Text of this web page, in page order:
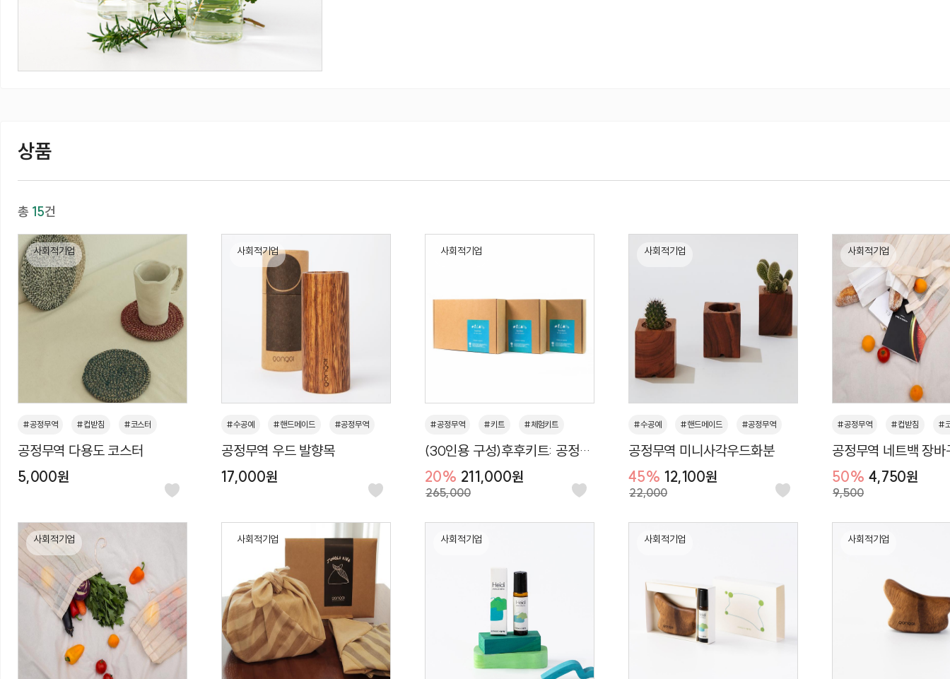
상품
총 15건
사회적기업
#공정무역 #컵받침 #코스터
#소품 #선물 #기념품
공정무역 다용도 코스터
5,000원
사회적기업
#수공예 #핸드메이드 #공정무역
#우드 #플랜테리어 #화분
#생활잡화
공정무역 우드 발향목
17,000원
사회적기업
#공정무역 #키트 #체험키트
#교육키트 #DIY키트 #키트
#클래스 #수업교재
#스프레이
(30인용 구성)후후키트: 공정무
역 아로마스토리키트
20% 211,000원
265,000
사회적기업
#수공예 #핸드메이드 #공정무역
#우드 #플랜테리어 #화분
#생활잡화
공정무역 미니사각우드화분
45% 12,100원
22,000
사회적기업
#공정무역 #컵받침 #
#소품 #선물 #기념품
공정무역 네트백 장바
50% 4,750원
9,500
사회적기업 사회적기업 사회적기업 사회적기업 사회적기업